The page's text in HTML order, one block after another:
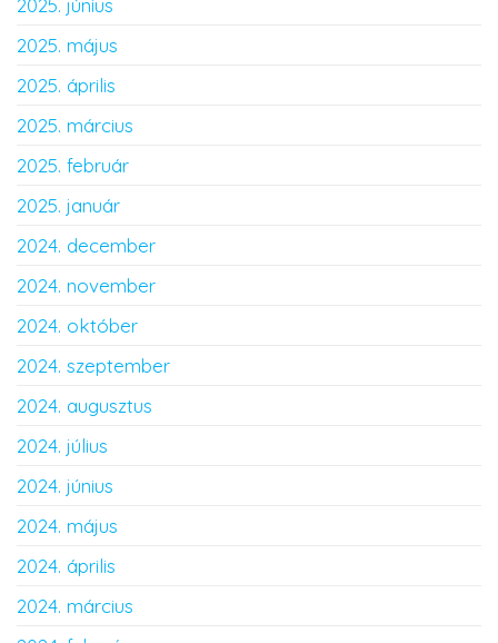
2025. június
2025. május
2025. április
2025. március
2025. február
2025. január
2024. december
2024. november
2024. október
2024. szeptember
2024. augusztus
2024. július
2024. június
2024. május
2024. április
2024. március